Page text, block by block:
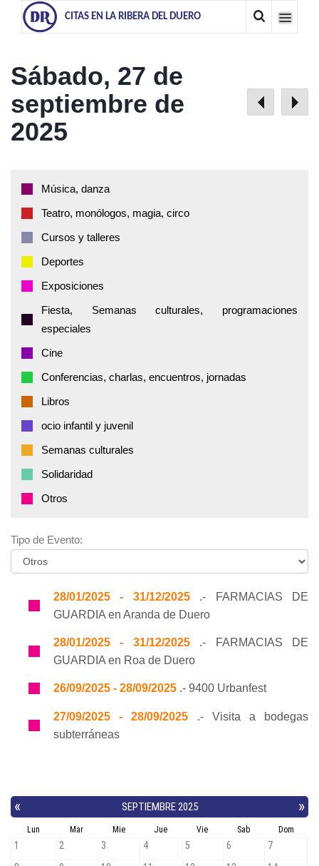
CITAS EN LA RIBERA DEL DUERO
Sábado, 27 de
septiembre de
2025
Música, danza
Teatro, monólogos, magia, circo
Cursos y talleres
Deportes
Exposiciones
Fiesta, Semanas culturales, programaciones
especiales
Cine
Conferencias, charlas, encuentros, jornadas
Libros
ocio infantil y juvenil
Semanas culturales
Solidaridad
Otros
Tipo de Evento:
28/01/2025 - 31/12/2025.- FARMACIAS DE
GUARDIA en Aranda de Duero
28/01/2025 - 31/12/2025.- FARMACIAS DE
GUARDIA en Roa de Duero
26/09/2025 - 28/09/2025 .- 9400 Urbanfest
27/09/2025 - 28/09/2025 .- Visita a bodegas
subterráneas